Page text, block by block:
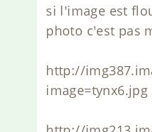
si l'image est
photo c'est pas
http://
image=tynx6.jpg